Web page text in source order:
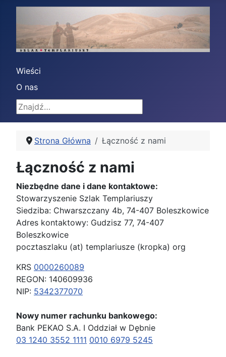
Wieści
O nas
Znajdź
Strona Główna Łączność z nami
Łączność z nami
Niezbędne dane i dane kontaktowe:
Stowarzyszenie Szlak Templariuszy
Siedziba: Chwarszczany 4b, 74-407 Boleszkowice
Adres kontaktowy: Gudzisz 77, 74-407
Boleszkowice
pocztaszlaku (at) templariusze (kropka) org
KRS 0000260089
REGON: 140609936
NIP: 5342377070
Nowy numer rachunku bankowego:
Bank PEKAO S.A. I Oddział w Dębnie
03 1240 3552 1111 0010 6979 5245